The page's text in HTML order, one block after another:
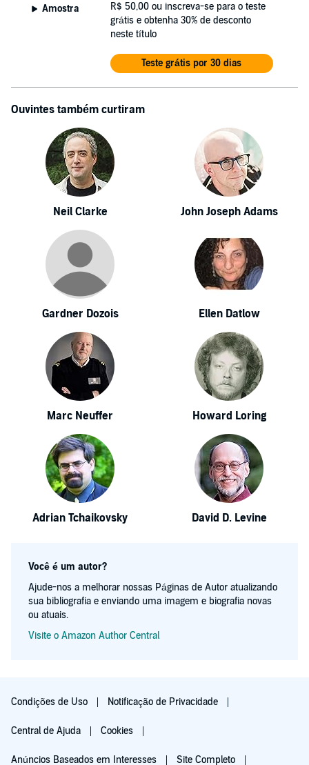
Amostra R$ 50,00 ou inscreva-se para o teste
grátis e obtenha 30% de desconto
neste título
Teste grátis por 30 dias
Ouvintes também curtiram
Neil Clarke John Joseph Adams
Gardner Dozois Ellen Datlow
Marc Neuffer Howard Loring
Adrian Tchaikovsky David D. Levine
Você é um autor?
Ajude-nos a melhorar nossas Páginas de Autor atualizando
sua bibliografia e enviando uma imagem e biografia novas
ou atuais.
Visite o Amazon Author Central
Condições de Uso Notificação de Privacidade
Central de Ajuda Cookies
Anúncios Baseados em Interesses Site Completo